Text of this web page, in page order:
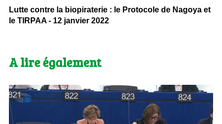
Lutte contre la biopiraterie : le Protocole de Nagoya et
le TIRPAA - 12 janvier 2022
A lire également